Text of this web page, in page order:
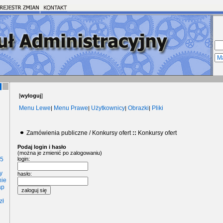
[wyloguj]
Menu Lewe| Menu Prawe| Użytkownicy| Obrazki| Pliki
Zamówienia publiczne / Konkursy ofert :: Konkursy ofert
Podaj login i hasło
(można je zmienić po zalogowaniu)
login:
hasło: